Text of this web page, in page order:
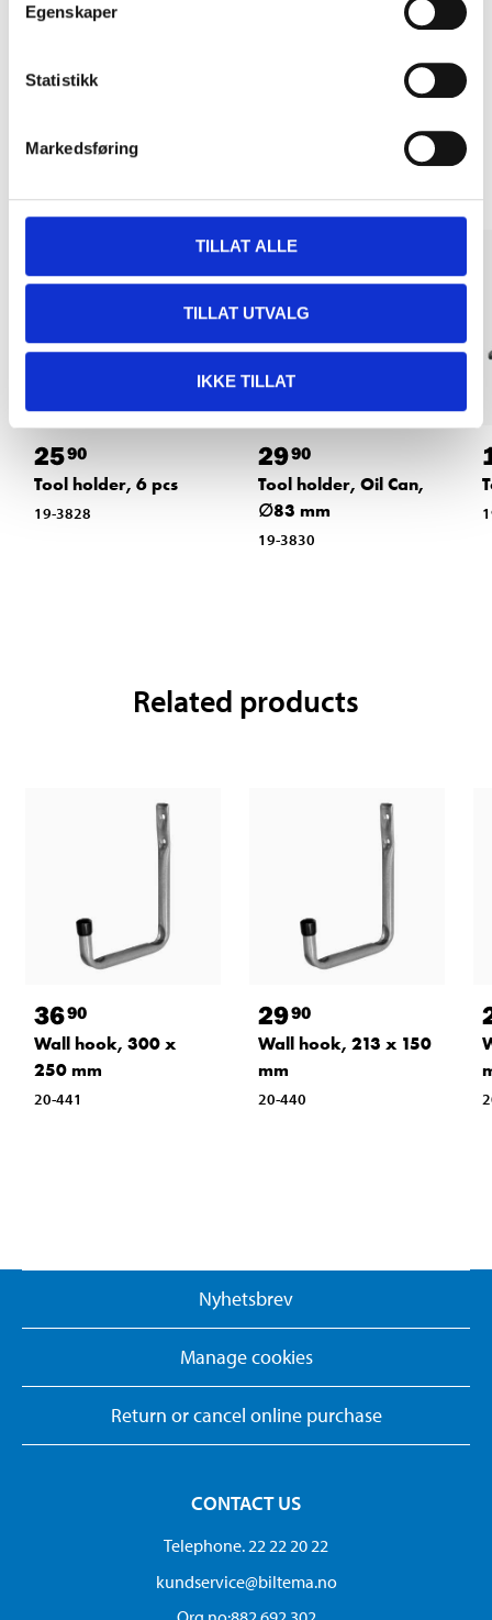
Egenskaper
Statistikk
Markedsføring
TILLAT ALLE
TILLAT UTVALG
IKKE TILLAT
Pay & Collect in your local store within 2 hours!
Other customers also bought
2590
Tool holder, 6 pcs
19-3828
2990
Tool holder, Oil Can,
∅83 mm
19-3830
Related products
3690
Wall hook, 300 x
250 mm
20-441
2990
Wall hook, 213 x 150
mm
20-440
Nyhetsbrev
Manage cookies
Return or cancel online purchase
CONTACT US
Telephone. 22 22 20 22
kundservice@biltema.no